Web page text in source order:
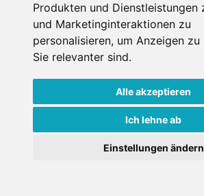
Produkten und Dienstleistungen
und Marketinginteraktionen zu
personalisieren, um Anzeigen
Sie relevanter sind.
Alle akzeptieren
Ich lehne ab
Einstellungen ändern
1
Erwachsene
über 18 Jahre bei
0
Kinder
unter 18 Jahre bei